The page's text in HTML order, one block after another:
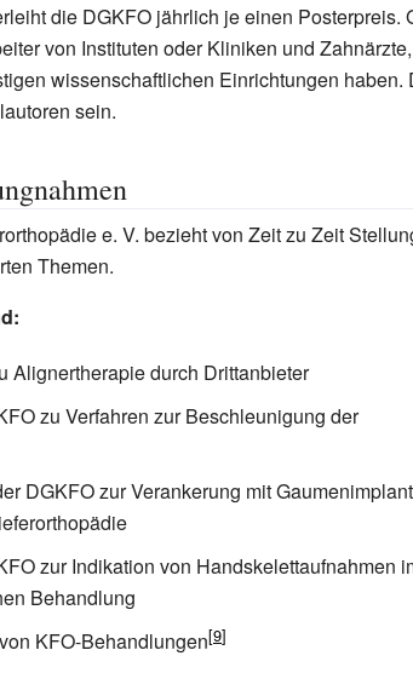
die DGKFO jährlich je einen Posterpreis.
von Instituten oder Kliniken und
wissenschaftlichen Einrichtungen haben.
sein.
e. V. bezieht von Zeit zu Zeit
Themen.
Alignertherapie durch Drittanbieter
zu Verfahren zur Beschleunigung der
DGKFO zur Verankerung mit
zur Indikation von Handskelettaufnahmen
Behandlung
KFO-Behandlungen